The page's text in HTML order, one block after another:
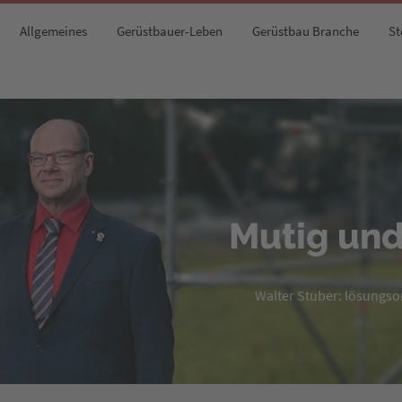
Allgemeines Gerüstbauer-Leben Gerüstbau Branche
Mutig
Walter Stuber: